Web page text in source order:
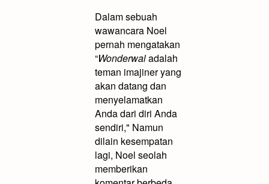
Dalam sebuah
wawancara Noel
pernah mengatakan
“Wonderwaladalah
teman imajiner yang
akan datang dan
menyelamatkan
Anda dari diri Anda
sendiri," Namun
dilain kesempatan
lagi, Noel seolah
memberikan